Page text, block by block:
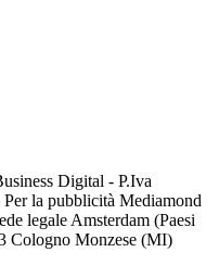
Digital - P.Iva
la pubblicità Mediamond
legale Amsterdam (Paesi
Cologno Monzese (MI)